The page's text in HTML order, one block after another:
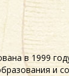
в 1999
и